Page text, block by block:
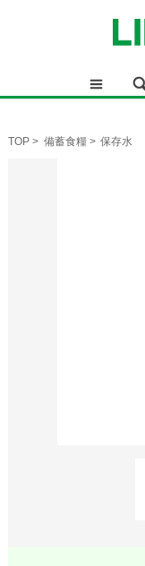
TOP > 備蓄食糧 > 保存水